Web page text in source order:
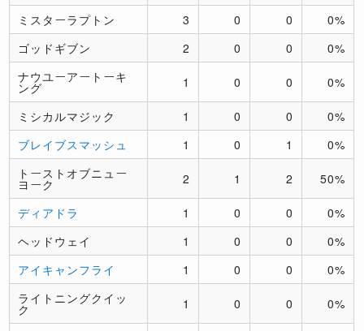
ミスターラプトン 3 0 0
0%
ゴッドギブン
2 0 0
0%
ナウユーアートーキ
ング 1 0 0 0%
ミシカルマジック 1 0 0
0%
ブレイブスマッシュ
1 0 1
0%
トーストオブニュー
ヨーク 2 1 2 50%
ディアドラ 1 0 0
0%
ヘッドウェイ
1 0 0
0%
アイキャンフライ
1 0 0
0%
ライトニングクイッ
ク 1 0 0 0%